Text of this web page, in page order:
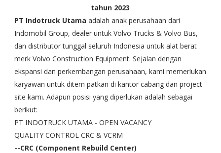
tahun 2023
PT Indotruck Utama adalah anak perusahaan dari
Indomobil Group, dealer untuk Volvo Trucks & Volvo Bus,
dan distributor tunggal seluruh Indonesia untuk alat berat
merk Volvo Construction Equipment. Sejalan dengan
ekspansi dan perkembangan perusahaan, kami memerlukan
karyawan untuk ditem patkan di kantor cabang dan project
site kami. Adapun posisi yang diperlukan adalah sebagai
berikut:
PT INDOTRUCK UTAMA - OPEN VACANCY
QUALITY CONTROL CRC & VCRM
--CRC (Component Rebuild Center)